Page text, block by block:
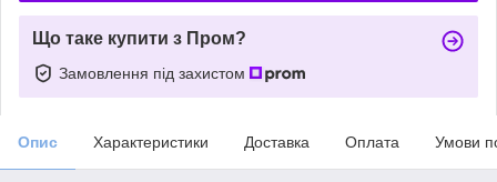
Що таке купити з Пром?
Замовлення під захистом
Опис Характеристики Доставка Оплата Умови